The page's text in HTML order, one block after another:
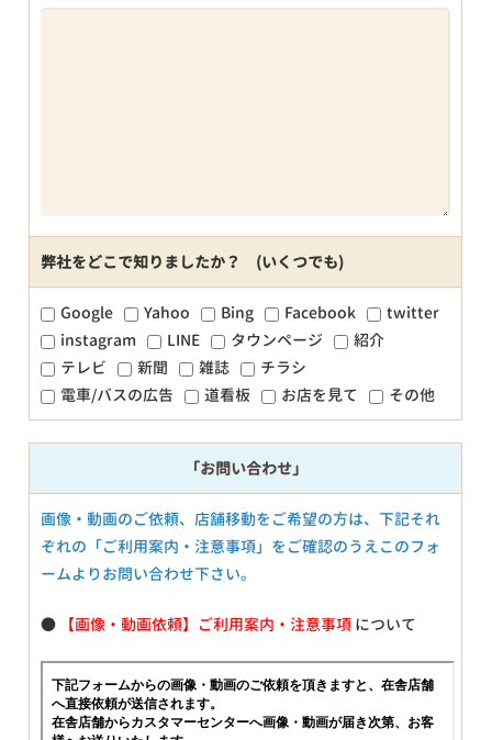
弊社をどこで知りましたか？ (いくつでも)
Google Yahoo Bing Facebook
twitter
instagram
LINE タウンページ
紹介
テレビ
新聞 雑誌
チラシ
電車/バスの広告
道看板 お店を見て その他
「お問い合わせ」
画像・動画のご依頼、店舗移動をご希望の方は、下記それ
ぞれの「ご利用案内・注意事項」をご確認のうえこのフォ
ームよりお問い合わせ下さい。
● 【画像・動画依頼】ご利用案内・注意事項 について